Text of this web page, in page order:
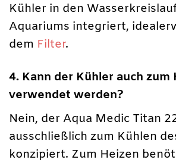
Kühler in den
Aquariums integriert,
dem Filter.
4. Kann der Kühler auch zum
verwendet werden?
Nein, der Aqua Medic Titan
ausschließlich zum Kühlen
konzipiert. Zum Heizen